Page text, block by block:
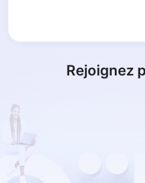
Rejoignez